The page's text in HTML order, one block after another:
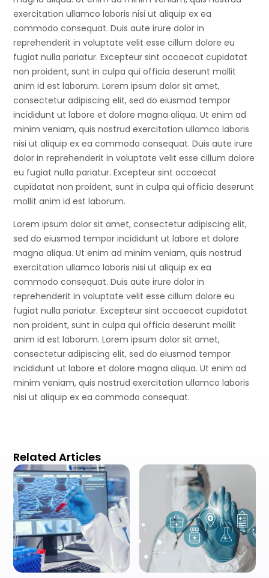
exercitation ullamco laboris nisi ut aliquip ex ea
commodo consequat. Duis aute irure dolor in
reprehenderit in voluptate velit esse cillum dolore eu
fugiat nulla pariatur. Excepteur sint occaecat cupidatat
non proident, sunt in culpa qui officia deserunt mollit
anim id est laborum. Lorem ipsum dolor sit amet,
consectetur adipiscing elit, sed do eiusmod tempor
incididunt ut labore et dolore magna aliqua. Ut enim ad
minim veniam, quis nostrud exercitation ullamco laboris
nisi ut aliquip ex ea commodo consequat. Duis aute irure
dolor in reprehenderit in voluptate velit esse cillum dolore
eu fugiat nulla pariatur. Excepteur sint occaecat
cupidatat non proident, sunt in culpa qui officia deserunt
mollit anim id est laborum.
Lorem ipsum dolor sit amet, consectetur adipiscing elit,
sed do eiusmod tempor incididunt ut labore et dolore
magna aliqua. Ut enim ad minim veniam, quis nostrud
exercitation ullamco laboris nisi ut aliquip ex ea
commodo consequat. Duis aute irure dolor in
reprehenderit in voluptate velit esse cillum dolore eu
fugiat nulla pariatur. Excepteur sint occaecat cupidatat
non proident, sunt in culpa qui officia deserunt mollit
anim id est laborum. Lorem ipsum dolor sit amet,
consectetur adipiscing elit, sed do eiusmod tempor
incididunt ut labore et dolore magna aliqua. Ut enim ad
minim veniam, quis nostrud exercitation ullamco laboris
nisi ut aliquip ex ea commodo consequat.
Related Articles